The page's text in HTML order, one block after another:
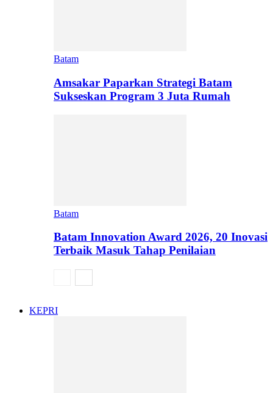
Batam
Amsakar Paparkan Strategi Batam
Sukseskan Program 3 Juta Rumah
Batam
Batam Innovation Award 2026, 20 Inovasi
Terbaik Masuk Tahap Penilaian
KEPRI